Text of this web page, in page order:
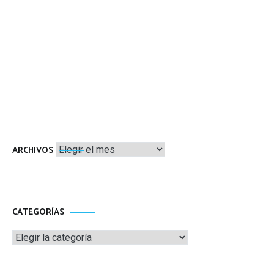
ARCHIVOS Archivos
CATEGORÍAS
Categorías